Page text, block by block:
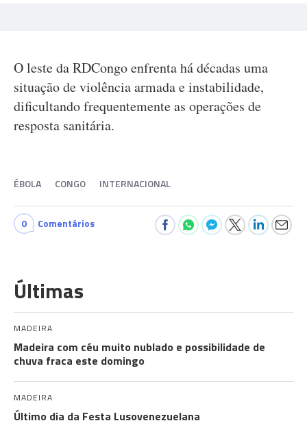
O leste da RDCongo enfrenta há décadas uma
situação de violência armada e instabilidade,
dificultando frequentemente as operações de
resposta sanitária.
ÉBOLA CONGO INTERNACIONAL
0 Comentários
Últimas
MADEIRA
Madeira com céu muito nublado e possibilidade de
chuva fraca este domingo
MADEIRA
Último dia da Festa Lusovenezuelana